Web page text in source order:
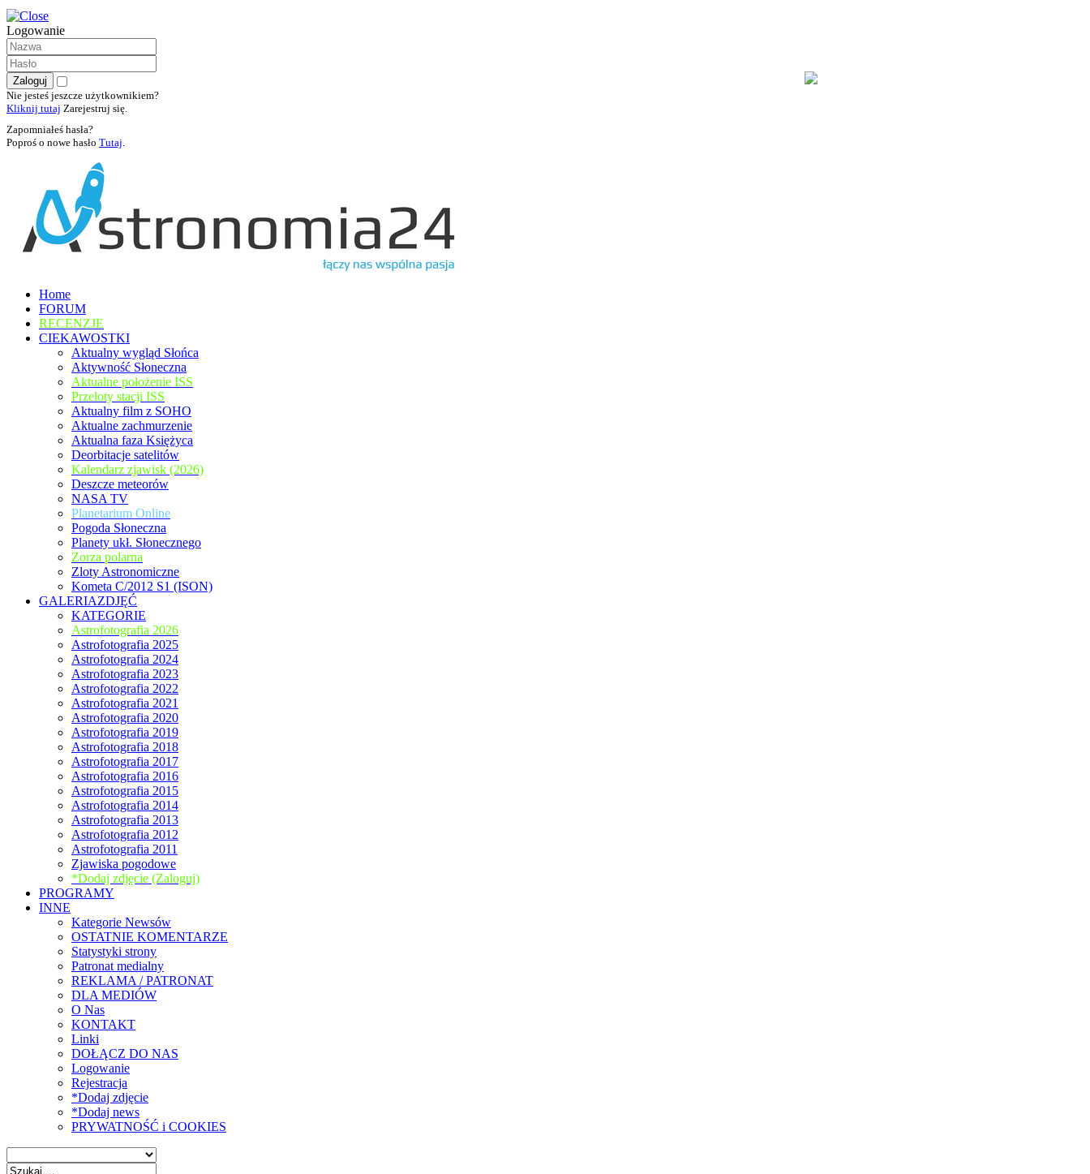
Logowanie
Nie jesteś jeszcze użytkownikiem?
Kliknij tutaj Zarejestruj się.
Zapomniałeś hasła?
Poproś o nowe hasło Tutaj.
Home
FORUM
RECENZJE
CIEKAWOSTKI
Aktualny wygląd Słońca
Aktywność Słoneczna
Aktualne położenie ISS
Przeloty stacji ISS
Aktualny film z SOHO
Aktualne zachmurzenie
Aktualna faza Księżyca
Deorbitacje satelitów
Kalendarz zjawisk (2026)
Deszcze meteorów
NASA TV
Planetarium Online
Pogoda Słoneczna
Planety ukł. Słonecznego
Zorza polarna
Zloty Astronomiczne
Kometa C/2012 S1 (ISON)
GALERIAZDJĘĆ
KATEGORIE
Astrofotografia 2026
Astrofotografia 2025
Astrofotografia 2024
Astrofotografia 2023
Astrofotografia 2022
Astrofotografia 2021
Astrofotografia 2020
Astrofotografia 2019
Astrofotografia 2018
Astrofotografia 2017
Astrofotografia 2016
Astrofotografia 2015
Astrofotografia 2014
Astrofotografia 2013
Astrofotografia 2012
Astrofotografia 2011
Zjawiska pogodowe
*Dodaj zdjęcie (Zaloguj)
PROGRAMY
INNE
Kategorie Newsów
OSTATNIE KOMENTARZE
Statystyki strony
Patronat medialny
REKLAMA / PATRONAT
DLA MEDIÓW
O Nas
KONTAKT
Linki
DOŁĄCZ DO NAS
Logowanie
Rejestracja
*Dodaj zdjęcie
*Dodaj news
PRYWATNOŚĆ i COOKIES